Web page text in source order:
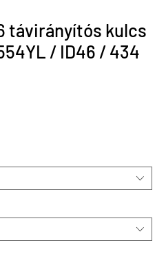
távirányítós kulcs
/ ID46 / 434